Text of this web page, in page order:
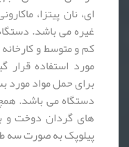
ای، نان پیتزا،
غیره می باشد.
کم و متوسط و کارخانه
مورد استفاده قرار
برای حمل مواد
دستگاه می باشد.
های گردان دوخت
پیلوپک به صورت